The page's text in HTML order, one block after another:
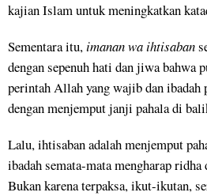
kajian Islam untuk meningkatkan
Sementara itu,imanan wa ihtisaban
dengan sepenuh hati dan jiwa bahwa
perintah Allah yang wajib dan ibadah
dengan menjemput janji pahala di
Lalu, ihtisaban adalah menjemput
ibadah semata-mata mengharap
Bukan karena terpaksa, ikut-ikutan,